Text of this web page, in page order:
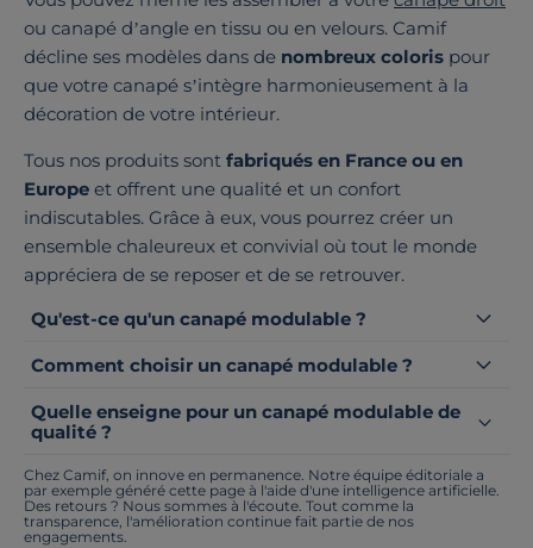
ou canapé d’angle en tissu ou en velours. Camif
décline ses modèles dans de nombreux coloris pour
que votre canapé s’intègre harmonieusement à la
décoration de votre intérieur.
Tous nos produits sont fabriqués en France ou en
Europe et offrent une qualité et un confort
indiscutables. Grâce à eux, vous pourrez créer un
ensemble chaleureux et convivial où tout le monde
appréciera de se reposer et de se retrouver.
Qu'est-ce qu'un canapé modulable ?
Comment choisir un canapé modulable ?
Quelle enseigne pour un canapé modulable de
qualité ?
Chez Camif, on innove en permanence. Notre équipe éditoriale a
par exemple généré cette page à l'aide d'une intelligence artificielle.
Des retours ? Nous sommes à l'écoute. Tout comme la
transparence, l'amélioration continue fait partie de nos
engagements.